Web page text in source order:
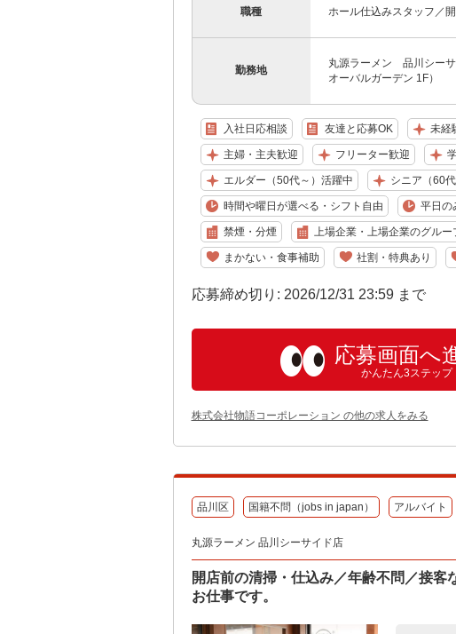
職種 ホール仕込みスタッフ／
勤務地
丸源ラーメン 品川シーサ
オーバルガーデン 1F）
入社日応相談 友達と応募OK 未経
主婦・主夫歓迎 フリーター歓迎
エルダー（50代～）活躍中 シニア（60
時間や曜日が選べる・シフト自由 平日の
禁煙・分煙 上場企業・上場企業のグルー
まかない・食事補助 社割・特典あり
応募締め切り: 2026/12/31 23:59 まで
応募画面へ
かんたん3ステップ
株式会社物語コーポレーション の他の求人をみる
品川区 国籍不問（jobs in japan） アルバイト
丸源ラーメン 品川シーサイド店
開店前の清掃・仕込み／年齢不問／接客
お仕事です。